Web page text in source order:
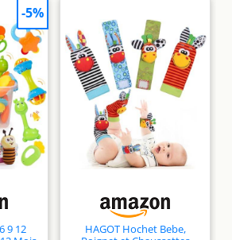
9 12
-5%
HAGOT Hochet Bebe,